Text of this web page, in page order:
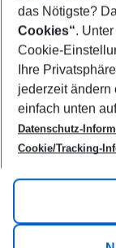
Footer
Footer
Title A
Link A
das Nötigste?
Cookies“. Unter
Cookie-
Ihre
jederzeit ändern
einfach unten
Datenschutz-
Cookie/Tracking-